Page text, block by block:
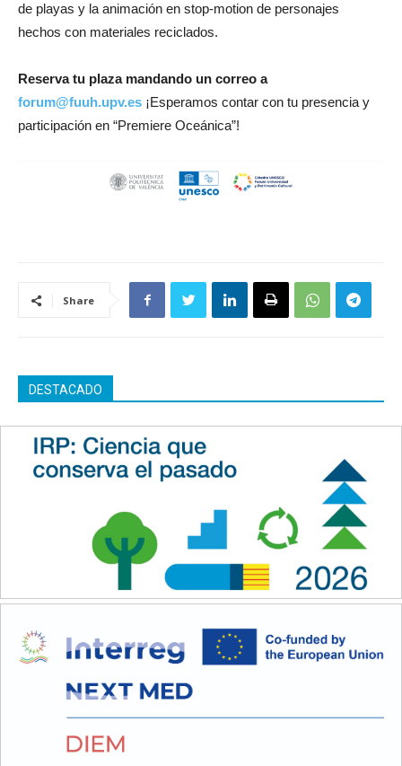
de playas y la animación en stop-motion de personajes
hechos con materiales reciclados.
Reserva tu plaza mandando un correo a
forum@fuuh.upv.es ¡Esperamos contar con tu presencia y
participación en “Premiere Oceánica”!
Share
DESTACADO